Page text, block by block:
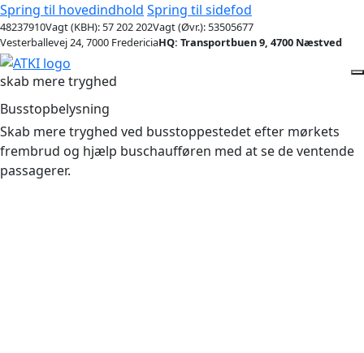
Spring til hovedindhold Spring til sidefod
48237910Vagt (KBH): 57 202 202Vagt (Øvr.): 53505677
Vesterballevej 24, 7000 FredericiaHQ: Transportbuen 9, 4700 Næstved
skab mere tryghed
Busstopbelysning
Skab mere tryghed ved busstoppestedet efter mørkets
frembrud og hjælp buschaufføren med at se de ventende
passagerer.